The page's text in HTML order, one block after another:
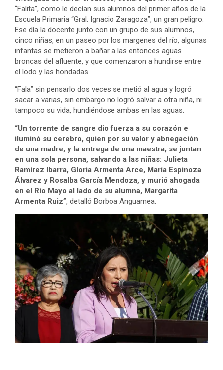
“Falita”, como le decían sus alumnos del primer años de la
Escuela Primaria “Gral. Ignacio Zaragoza”, un gran peligro.
Ese día la docente junto con un grupo de sus alumnos,
cinco niñas, en un paseo por los margenes del río, algunas
infantas se metieron a bañar a las entonces aguas
broncas del afluente, y que comenzaron a hundirse entre
el lodo y las hondadas.
“Fala” sin pensarlo dos veces se metió al agua y logró
sacar a varias, sin embargo no logró salvar a otra niña, ni
tampoco su vida, hundiéndose ambas en las aguas.
“Un torrente de sangre dio fuerza a su corazón e
iluminó su cerebro, quien por su valor y abnegación
de una madre, y la entrega de una maestra, se juntan
en una sola persona, salvando a las niñas: Julieta
Ramírez Ibarra, Gloria Armenta Arce, María Espinoza
Álvarez y Rosalba García Mendoza, y murió ahogada
en el Río Mayo al lado de su alumna, Margarita
Armenta Ruiz”, detalló Borboa Anguamea.